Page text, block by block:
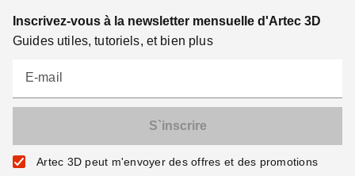
Inscrivez-vous à la newsletter mensuelle d'Artec 3D
Guides utiles, tutoriels, et bien plus
E-mail
Artec 3D peut m'envoyer des offres et des promotions